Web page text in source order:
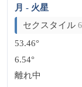
月 - 火星
セクスタイル
53.46°
6.54°
離れ中